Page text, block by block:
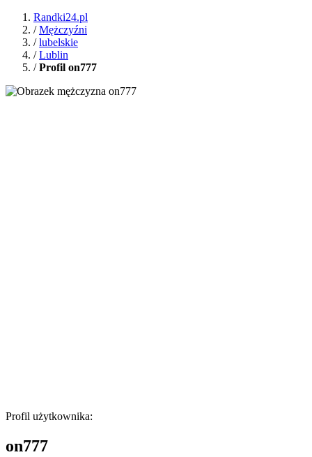
Randki24.pl
/Mężczyźni
/lubelskie
/Lublin
/Profil on777
Profil użytkownika:
on777